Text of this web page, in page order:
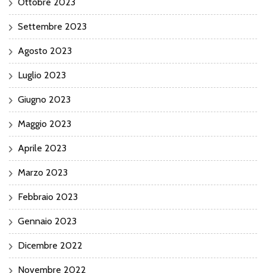
Settembre 2023
Agosto 2023
Luglio 2023
Giugno 2023
Maggio 2023
Aprile 2023
Marzo 2023
Febbraio 2023
Gennaio 2023
Dicembre 2022
Novembre 2022